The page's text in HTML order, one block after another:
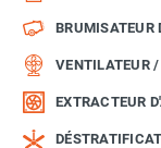
BRUMISATEUR
VENTILATEUR
EXTRACTEUR